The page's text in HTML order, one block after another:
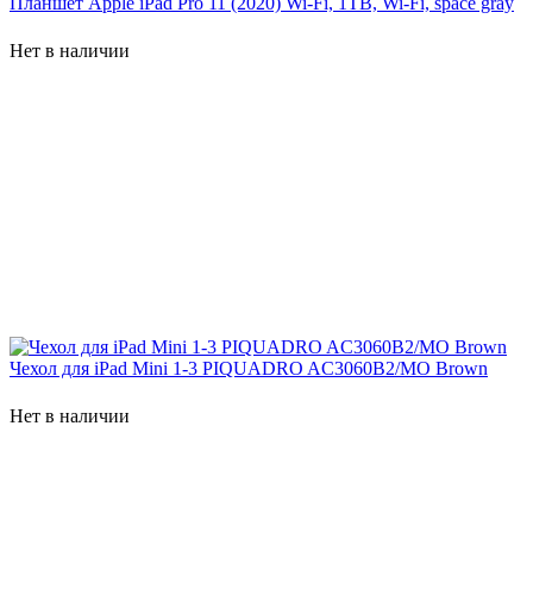
Нет в наличии
Чехол для iPad Mini 1-3 PIQUADRO AC3060B2/MO Brown
Нет в наличии